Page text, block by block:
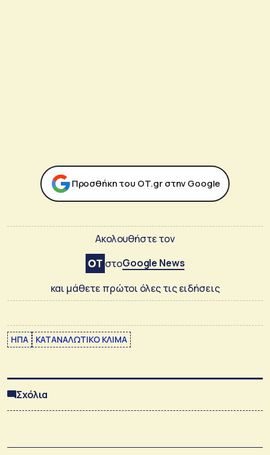
Προσθήκη του ΟΤ.gr στην Google
Ακολουθήστε τον
στοGoogle News
και μάθετε πρώτοι όλες τις ειδήσεις
ΗΠΑ ΚΑΤΑΝΑΛΩΤΙΚΟ ΚΛΙΜΑ
Σχόλια